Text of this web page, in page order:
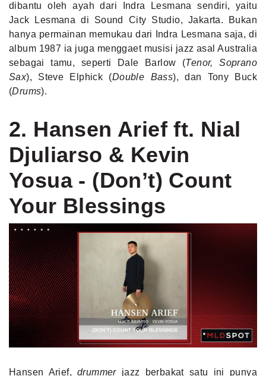
dibantu oleh ayah dari Indra Lesmana sendiri, yaitu
Jack Lesmana di Sound City Studio, Jakarta. Bukan
hanya permainan memukau dari Indra Lesmana saja, di
album 1987 ia juga menggaet musisi jazz asal Australia
sebagai tamu, seperti
Dale Barlow (Tenor, Soprano
Sax), Steve Elphick (Double Bass), dan Tony Buck
(Drums).
2. Hansen Arief ft. Nial
Djuliarso & Kevin
Yosua - (Don’t) Count
Your Blessings
Hansen Arief,drummerjazz berbakat satu ini punya